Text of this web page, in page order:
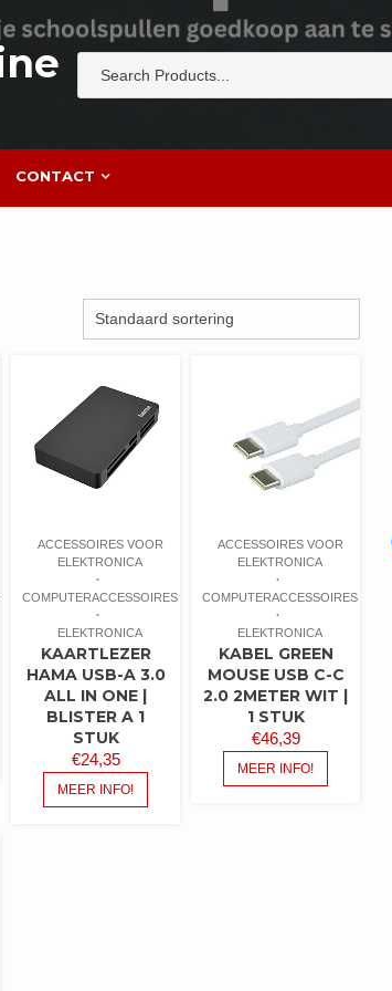
CONTACT
ACCESSOIRES VOOR
ELEKTRONICA
COMPUTERACCESSOIRES
ELEKTRONICA
KAARTLEZER
HAMA USB-A 3.0
ALL IN ONE |
BLISTER A 1
STUK
€24,35
MEER INFO!
ACCESSOIRES VOOR
ELEKTRONICA
COMPUTERACCESSOIRES
ELEKTRONICA
KABEL GREEN
MOUSE USB C-C
2.0 2METER WIT |
1 STUK
€46,39
MEER INFO!